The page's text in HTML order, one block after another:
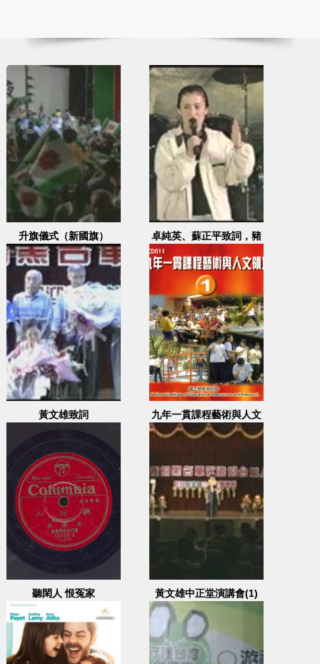
升旗儀式（新國旗）
卓純英、蘇正平致詞，豬
頭皮歌唱表演
黃文雄致詞
九年一貫課程藝術與人文
領域 1
聽閑人 恨冤家 黃文雄中正堂演講會(1)